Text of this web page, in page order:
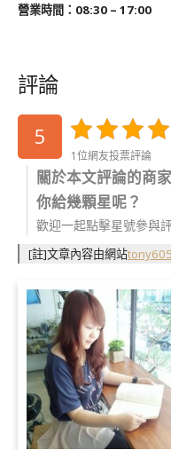
營業時間：08:30 – 17:00
評論
5
1位網友投票評論
關於本文評論的商
你給幾顆星呢？
歡迎一起點擊星號參與
[註]文章內容由網站